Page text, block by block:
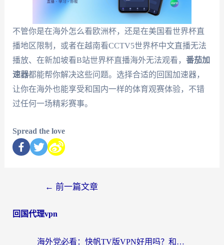
不管你是在海外怎么看欧洲杯，还是在美国看世界杯直
播地区限制，或者在越南看CCTV5世界杯中文直播无法
播放、在新加坡看B站世界杯直播海外无法观看， 番茄加
速器都能帮你解决这些问题。选择合适的回国加速器，
让你在海外也能享受和国内一样的体育观赛体验，不错
过任何一场精彩赛事。
Spread the love
← 前一篇文章
回国代理vpn
海外党必看：快帆TV版VPN好用吗？和快游VPN对比哪个回国效果更好？附实用避坑指南